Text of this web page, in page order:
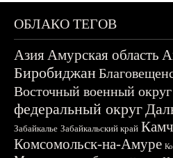
ОБЛАКО ТЕГОВ
АзияАмурская область
Биробиджан
Восточный военный округ
федеральный округ
Забайкалье Забайкальский край
Комсомольск-на-Амуре